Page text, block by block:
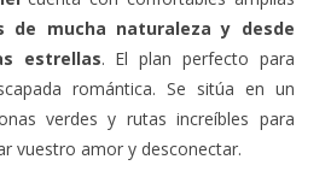
cuenta con confortables amplias
de mucha naturaleza y desde
estrellas
. El plan perfecto para
romántica. Se sitúa en un
verdes y rutas increíbles para
vuestro amor y desconectar.